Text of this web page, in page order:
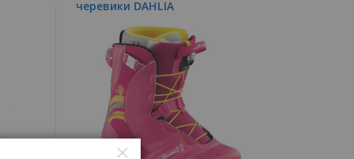
черевики DAHLIA